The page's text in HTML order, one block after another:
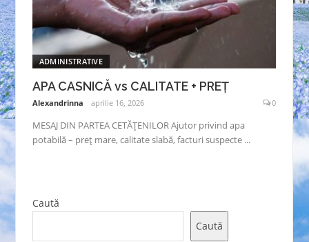
ADMINISTRATIVE
APA CASNICĂ vs CALITATE + PREȚ
Alexandrinna aprilie 16, 2026 0
MESAJ DIN PARTEA CETĂȚENILOR Ajutor privind apa
potabilă – preț mare, calitate slabă, facturi suspecte ...
Caută
Caută